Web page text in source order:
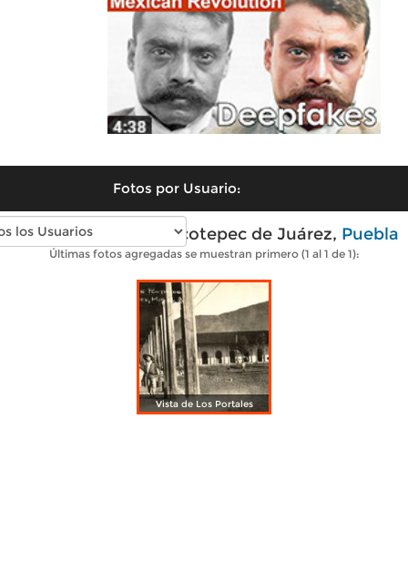
Fotos por Usuario:
Fotos antiguas de Xicotepec de Juárez, Puebla
Últimas fotos agregadas se muestran primero (1 al 1 de 1):
Vista de Los Portales